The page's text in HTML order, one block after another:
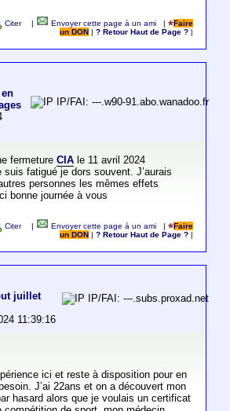
Citer Envoyer cette page à un ami |
Faire
un DON
|? Retour Haut de Page ?
IP/FAI: ---.w90-91.abo.wanadoo.fr
fermeture CIAle 11 avril 2024
suis fatigué je dors souvent. J’aurais
personnes les mêmes effets
bonne journée à vous
Citer Envoyer cette page à un ami |
Faire
un DON
|? Retour Haut de Page ?
juillet
11:39:16
IP/FAI: ---.subs.proxad.net
ici et reste à disposition pour en
J’ai 22ans et on a découvert mon
hasard alors que je voulais un certificat